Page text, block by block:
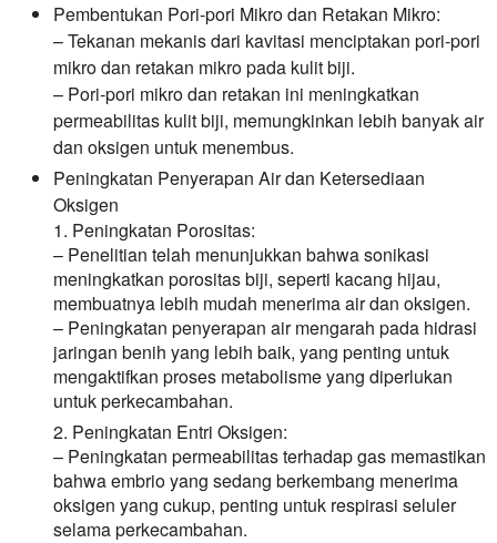
Pembentukan Pori-pori Mikro dan Retakan Mikro:
– Tekanan mekanis dari kavitasi menciptakan pori-pori
mikro dan retakan mikro pada kulit biji.
– Pori-pori mikro dan retakan ini meningkatkan
permeabilitas kulit biji, memungkinkan lebih banyak air
dan oksigen untuk menembus.
Peningkatan Penyerapan Air dan Ketersediaan
Oksigen
1. Peningkatan Porositas:
– Penelitian telah menunjukkan bahwa sonikasi
meningkatkan porositas biji, seperti kacang hijau,
membuatnya lebih mudah menerima air dan oksigen.
– Peningkatan penyerapan air mengarah pada hidrasi
jaringan benih yang lebih baik, yang penting untuk
mengaktifkan proses metabolisme yang diperlukan
untuk perkecambahan.
2. Peningkatan Entri Oksigen:
– Peningkatan permeabilitas terhadap gas memastikan
bahwa embrio yang sedang berkembang menerima
oksigen yang cukup, penting untuk respirasi seluler
selama perkecambahan.